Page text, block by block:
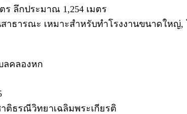
ลึกประมาณ 1,254 เมตร
าธารณะ เหมาะสำหรับทำโรงงานขนาดใหญ่,
ลคลองหก
ธรณีวิทยาเฉลิมพระเกียรติ